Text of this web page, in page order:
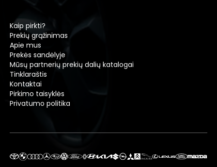
Kaip pirkti?
Prekių grąžinimas
Apie mus
Prekės sandėlyje
Mūsų partnerių prekių dalių katalogai
Tinklaraštis
Kontaktai
Pirkimo taisyklės
Privatumo politika